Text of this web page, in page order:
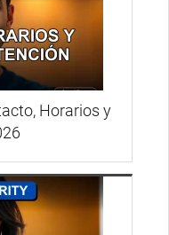
Horarios y